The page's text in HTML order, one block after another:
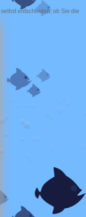
entscheiden, ob Sie die